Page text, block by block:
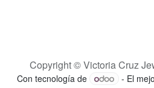
Copyright © Victoria Cruz
Con tecnología de
- El